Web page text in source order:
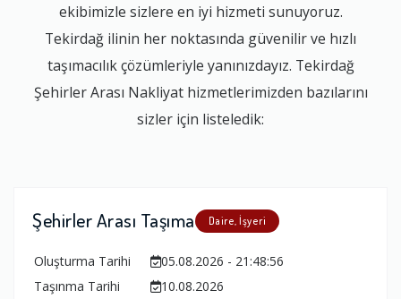
ekibimizle sizlere en iyi hizmeti sunuyoruz.
Tekirdağ ilinin her noktasında güvenilir ve hızlı
taşımacılık çözümleriyle yanınızdayız. Tekirdağ
Şehirler Arası Nakliyat hizmetlerimizden bazılarını
sizler için listeledik:
Şehirler Arası Taşıma Daire, İşyeri
Oluşturma Tarihi
05.08.2026 - 21:48:56
Taşınma Tarihi
10.08.2026